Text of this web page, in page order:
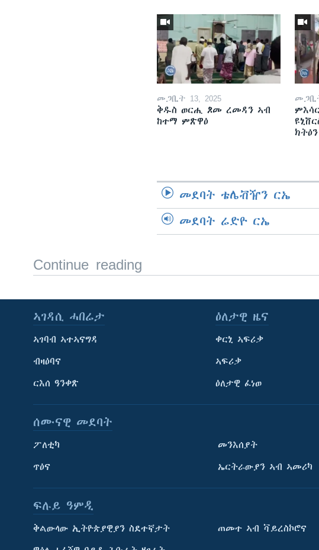
ትምህርቲ እንግሊዝኛ
ማሕበራዊ ገጻትና
መጋቢት 13, 2025
ቅዱስ ወርሒ ጾመ ረመዳን ኣብ
ከተማ ምጽዋዕ
ክትዕን
መደባት ቴሌቭዥን ርኤ
መደባት ሬድዮ ርኤ
Continue reading
ኣገዳሲ ሓበሬታ
ኣገባብ ኣተኣናግዳ
ብዛዕባና
ርእሰ ዓንቀጽ
ዕለታዊ ዜና
ቀርኒ ኣፍሪቃ
ኣፍሪቃ
ዕለታዊ ፈነወ
ሰሙናዊ መደባት
ፖለቲካ
ጥዕና
መንእሰያት
ኤርትራውያን ኣብ ኣመሪካ
ፍሉይ ዓምዲ
ቅልውላው ኢትዮጵያዊያን ስደተኛታት ጠመተ ኣብ ቫይረስኮሮና